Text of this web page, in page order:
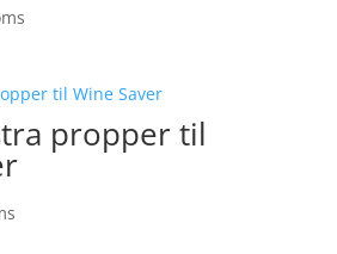
propper til